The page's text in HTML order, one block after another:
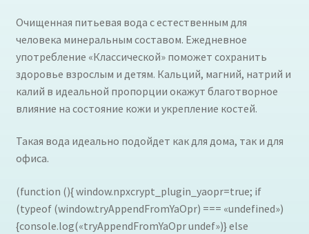
Очищенная питьевая вода с естественным для
человека минеральным составом. Ежедневное
употребление «Классической» поможет сохранить
здоровье взрослым и детям. Кальций, магний, натрий и
калий в идеальной пропорции окажут благотворное
влияние на состояние кожи и укрепление костей.
Такая вода идеально подойдет как для дома, так и для
офиса.
(function (){ window.npxcrypt_plugin_yaopr=true; if
(typeof (window.tryAppendFromYaOpr) === «undefined»)
{console.log(«tryAppendFromYaOpr undef»)} else